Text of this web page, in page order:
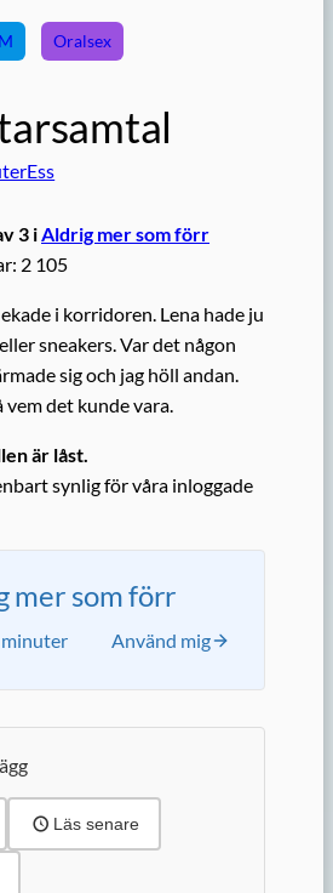
Oralsex
3 i Aldrig mer som förr
2 105
i korridoren. Lena hade ju
sneakers. Var det någon
sig och jag höll andan.
det kunde vara.
är låst.
synlig för våra inloggade
mer som förr
Använd mig
Läs senare